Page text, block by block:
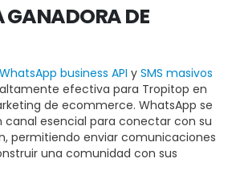
GANADORA DE
WhatsApp business API y SMS masivos
efectiva para Tropitop en
de ecommerce. WhatsApp se
esencial para conectar con su
permitiendo enviar comunicaciones
una comunidad con sus